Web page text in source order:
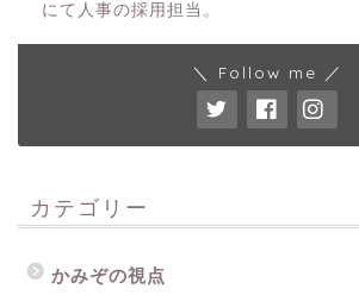
にて人事の採用担当。
＼ Follow me ／
カテゴリー
かみぞの視点